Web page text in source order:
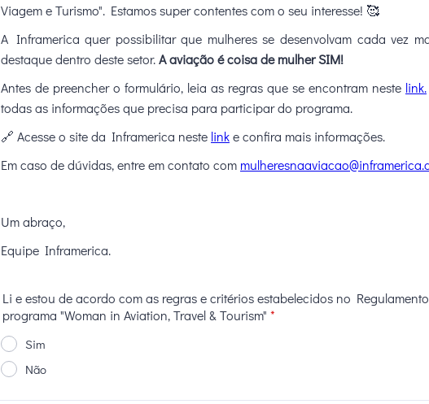
Viagem e Turismo". Estamos super contentes com o seu interesse! 🥰
A Inframerica quer possibilitar que mulheres se desenvolvam cada vez
destaque dentro deste setor.A aviação é coisa de mulher SIM!
Antes de preencher o formulário, leia as regras que se encontram neste link.
todas as informações que precisa para participar do programa.
🔗 Acesse o site da Inframerica neste linke confira mais informações.
Em caso de dúvidas, entre em contato com
Um abraço,
Equipe Inframerica.
Li e estou de acordo com as regras e critérios estabelecidos no
programa "Woman in Aviation, Travel & Tourism" *
Sim
Não